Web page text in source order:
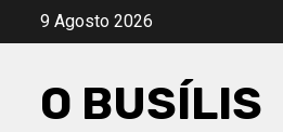
Avançar
conteúdo
9 Agosto 2026
O BUSÍLIS